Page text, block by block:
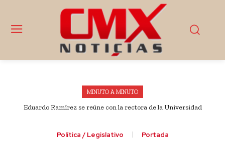
MINUTO A MINUTO
Eduardo Ramírez se reúne con la rectora de la Universidad
Política / Legislativo Portada